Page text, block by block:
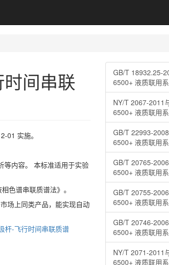
间串联
01 实施。
等内容。 本标准适用于实验
色谱串联质谱法》。
场上同类产品，能实现自动
杆-飞行时间串联质谱
GB/T 18932.25-
6500+ 液质联用
NY/T 2067-2011
6500+ 液质联用
GB/T 22993-
6500+ 液质联用
GB/T 20765-
6500+ 液质联用
GB/T 20755-
6500+ 液质联用
GB/T 20746-
6500+ 液质联用
NY/T 2071-2011
6500+ 液质联用